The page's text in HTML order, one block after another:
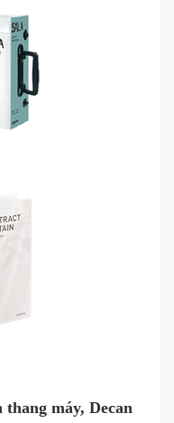
thang máy, Decan